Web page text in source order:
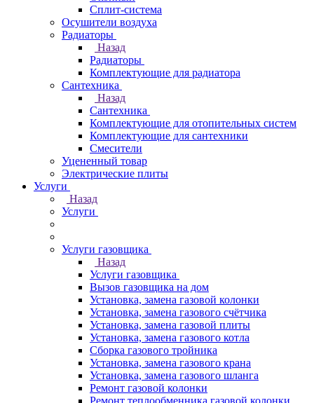
Сплит-система
Осушители воздуха
Радиаторы
Назад
Радиаторы
Комплектующие для радиатора
Сантехника
Назад
Сантехника
Комплектующие для отопительных систем
Комплектующие для сантехники
Смесители
Уцененный товар
Электрические плиты
Услуги
Назад
Услуги
Услуги газовщика
Назад
Услуги газовщика
Вызов газовщика на дом
Установка, замена газовой колонки
Установка, замена газового счётчика
Установка, замена газовой плиты
Установка, замена газового котла
Сборка газового тройника
Установка, замена газового крана
Установка, замена газового шланга
Ремонт газовой колонки
Ремонт теплообменника газовой колонки